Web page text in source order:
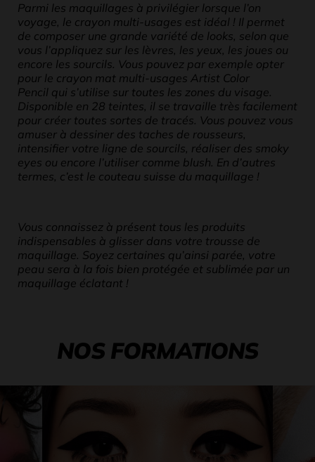
Parmi les maquillages à privilégier lorsque l’on
voyage, le crayon multi-usages est idéal ! Il permet
de composer une grande variété de looks, selon que
vous l’appliquez sur les lèvres, les yeux, les joues ou
encore les sourcils. Vous pouvez par exemple opter
pour le crayon mat multi-usages Artist Color
Pencil qui s’utilise sur toutes les zones du visage.
Disponible en 28 teintes, il se travaille très facilement
pour créer toutes sortes de tracés. Vous pouvez vous
amuser à dessiner des taches de rousseurs,
intensifier votre ligne de sourcils, réaliser des smoky
eyes ou encore l’utiliser comme blush. En d’autres
termes, c’est le couteau suisse du maquillage !
Vous connaissez à présent tous les produits
indispensables à glisser dans votre trousse de
maquillage. Soyez certaines qu’ainsi parée, votre
peau sera à la fois bien protégée et sublimée par un
maquillage éclatant !
NOS FORMATIONS